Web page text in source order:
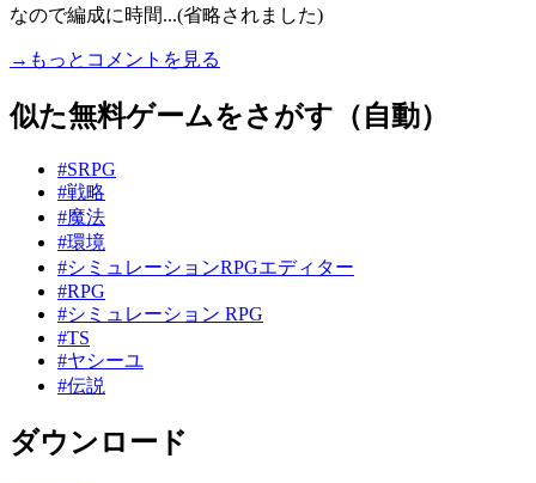
なので編成に時間...(省略されました)
→もっとコメントを見る
似た無料ゲームをさがす（自動）
#SRPG
#戦略
#魔法
#環境
#シミュレーションRPGエディター
#RPG
#シミュレーション RPG
#TS
#ヤシーユ
#伝説
ダウンロード